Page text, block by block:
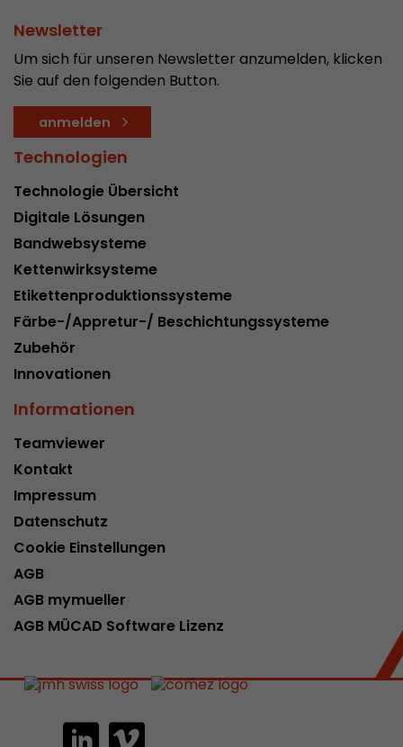
Newsletter
Um sich für unseren Newsletter anzumelden, klicken
Sie auf den folgenden Button.
anmelden
Technologien
Technologie Übersicht
Digitale Lösungen
Bandwebsysteme
Kettenwirksysteme
Etikettenproduktionssysteme
Färbe-/Appretur-/ Beschichtungssysteme
Zubehör
Innovationen
Informationen
Teamviewer
Kontakt
Impressum
Datenschutz
Cookie Einstellungen
AGB
AGB mymueller
AGB MÜCAD Software Lizenz